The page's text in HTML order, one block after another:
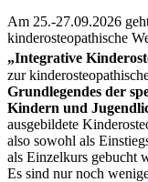
Am 25.-27.09.2026
kinderosteopathische
„Integrative
zur
Grundlegendes der
Kindern und
ausgebildete
also sowohl als
als Einzelkurs gebucht
Es sind nur noch